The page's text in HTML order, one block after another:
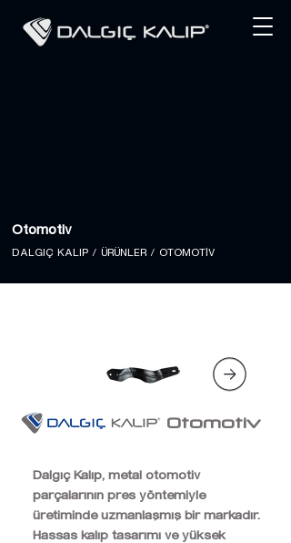
Otomotiv
DALGIÇ KALIP / ÜRÜNLER / OTOMOTİV
Otomotiv
Dalgıç Kalıp, metal otomotiv
parçalarının pres yöntemiyle
üretiminde uzmanlaşmış bir markadır.
Hassas kalıp tasarımı ve yüksek